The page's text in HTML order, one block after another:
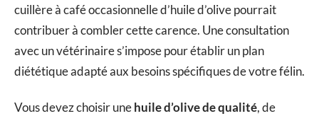
cuillère à café occasionnelle d’huile d’olive pourrait
contribuer à combler cette carence. Une consultation
avec un vétérinaire s’impose pour établir un plan
diététique adapté aux besoins spécifiques de votre félin.
Vous devez choisir unehuile d’olive de qualité, de